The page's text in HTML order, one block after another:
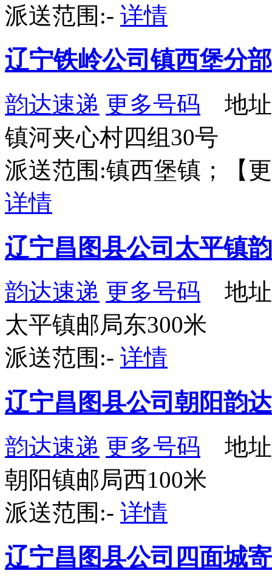
派送范围:- 详情
辽宁铁岭公司镇西堡分部
韵达速递 更多号码 地址
镇河夹心村四组30号
派送范围:镇西堡镇；【
详情
辽宁昌图县公司太平镇
韵达速递 更多号码 地址
太平镇邮局东300米
派送范围:- 详情
辽宁昌图县公司朝阳韵
韵达速递 更多号码 地址
朝阳镇邮局西100米
派送范围:- 详情
辽宁昌图县公司四面城